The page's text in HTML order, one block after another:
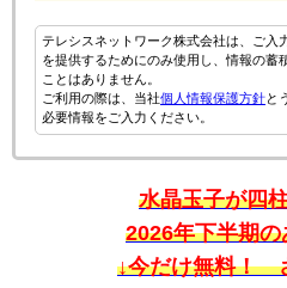
テレシスネットワーク株式会社は、ご入
を提供するためにのみ使用し、情報の蓄
ことはありません。
ご利用の際は、当社個人情報保護方針と
必要情報をご入力ください。
水晶玉子が四
2026年下半期
↓今だけ無料！